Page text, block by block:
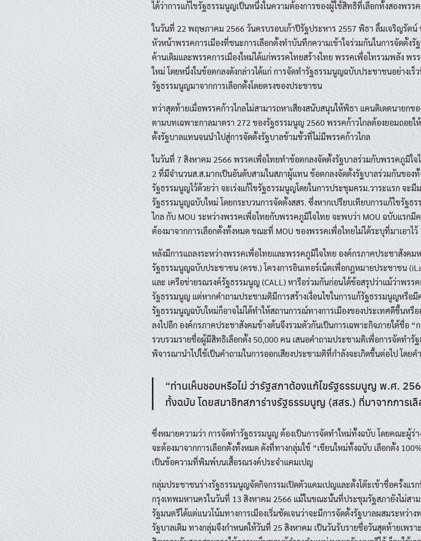
ได้ว่าการแก้ไขรัฐธรรมนูญเป็นหนึ่งในความต้องการของผู้ใช้สิทธิที่เลือกทั้งสองพรรค
ในวันที่ 22 พฤษภาคม 2566 วันครบรอบเก้าปีรัฐประหาร 2557 พิธา ลิ้มเจริญรัตน์
หัวหน้าพรรคการเมืองที่ชนะการเลือกตั้งทำบันทึกความเข้าใจร่วมกันในการจัดตั้ง
ค้านเดิมและพรรคการเมืองใหม่ได้แก่พรรคไทยสร้างไทย พรรคเพื่อไทรวมพลัง พ
ใหม่ โดยหนึ่งในข้อตกลงดังกล่าวได้แก่ การจัดทำรัฐธรรมนูญฉบับประชาชนอย่างเร็
รัฐธรรมนูญมาจากการเลือกตั้งโดยตรงของประชาชน
ทว่าสุดท้ายเมื่อพรรคก้าวไกลไม่สามารถหาเสียงสนับสนุนให้พิธา แคนดิเดตนายกข
ตามบทเฉพาะกาลมาตรา 272 ของรัฐธรรมนูญ 2560 พรรคก้าวไกลต้องยอมถอยใ
ตั้งรัฐบาลแทนจนนำไปสู่การจัดตั้งรัฐบาลข้ามขั้วที่ไม่มีพรรคก้าวไกล
ในวันที่ 7 สิงหาคม 2566 พรรคเพื่อไทยทำข้อตกลงจัดตั้งรัฐบาลร่วมกับพรรคภูมิใ
2 ที่มีจำนวนส.ส.มากเป็นอันดับสามในสภาผู้แทน ข้อตกลงจัดตั้งรัฐบาลร่วมกันของทั้
รัฐธรรมนูญไว้ด้วยว่า จะเร่งแก้ไขรัฐธรรมนูญโดยในการประชุมครม.วาระแรก จะ
รัฐธรรมนูญฉบับใหม่ โดยกระบวนการจัดตั้งสสร. ซึ่งหากเปรียบเทียบการแก้ไขรัฐธ
ไกล กับ MOU ระหว่างพรรคเพื่อไทยกับพรรคภูมิใจไทย จะพบว่า MOU ฉบับแรกมี
ต้องมาจากการเลือกตั้งทั้งหมด ขณะที่ MOU ของพรรคเพื่อไทยไม่ได้ระบุที่มาเอาไว้
หลังมีการแถลงระหว่างพรรคเพื่อไทยและพรรคภูมิใจไทย องค์กรภาคประชาสังค
รัฐธรรมนูญฉบับประชาชน (ครช.) โครงการอินเทอร์เน็ตเพื่อกฎหมายประชาชน
และ เครือข่ายรณรงค์รัฐธรรมนูญ (CALL) หารือร่วมกันก่อนได้ข้อสรุปว่าแม้ว่าพรร
รัฐธรรมนูญ แต่หากคำถามประชามติมีการสร้างเงื่อนไขในการแก้รัฐธรรมนูญหรือมี
รัฐธรรมนูญฉบับใหม่ก็อาจไม่ได้ทำให้สถานการณ์ทางการเมืองของประเทศดีขึ้นหรื
ลงไปอีก องค์กรภาคประชาสังคมข้างต้นจึงรวมตัวกันเป็นการเฉพาะกิจภายใต้ชื่อ
รวบรวมรายชื่อผู้มีสิทธิเลือกตั้ง 50,000 คน เสนอคำถามประชามติเพื่อการจัดทำ
พิจารณานำไปใช้เป็นคำถามในการออกเสียงประชามติที่กำลังจะเกิดขึ้นต่อไป โดย
“ท่านเห็นชอบหรือไม่ ว่ารัฐสภาต้องแก้ไขรัฐธรรมนูญ พ.ศ.
ทั้งฉบับ โดยสมาชิกสภาร่างรัฐธรรมนูญ (สสร.) ที่มาจากการเลื
ซึ่งหมายความว่า การจัดทำรัฐธรรมนูญ ต้องเป็นการจัดทำใหม่ทั้งฉบับ โดยคณะผู้ร่
จะต้องมาจากการเลือกตั้งทั้งหมด ดังที่ทางกลุ่มใช้ “เขียนใหม่ทั้งฉบับ เลือกตั้ง
เป็นข้อความที่พิมพ์บนเสื้อรณรงค์ประจำแคมเปญ
กลุ่มประชาชนร่างรัฐธรรมนูญจัดกิจกรรมเปิดตัวแคมเปญและตั้งโต๊ะเข้าชื่อครั้งแ
กรุงเทพมหานครในวันที่ 13 สิงหาคม 2566 แม้ในขณะนั้นที่ประชุมรัฐสภายังไม่สา
รัฐมนตรีได้แต่แนวโน้มทางการเมืองเริ่มชัดเจนว่าจะมีการจัดตั้งรัฐบาลผสมระหว่า
รัฐบาลเดิม ทางกลุ่มจึงกำหนดให้วันที่ 25 สิงหาคม เป็นวันรับรายชื่อวันสุดท้ายเพร